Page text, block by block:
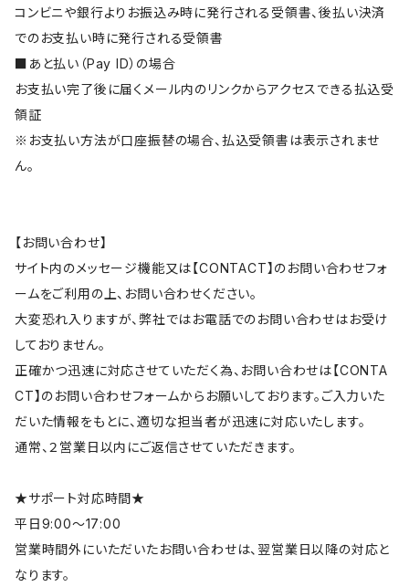
コンビニや銀行よりお振込み時に発行される受領書、後払い決済
でのお支払い時に発行される受領書
■あと払い（Pay ID）の場合
お支払い完了後に届くメール内のリンクからアクセスできる払込受
領証
※お支払い方法が口座振替の場合、払込受領書は表示されませ
ん。
【お問い合わせ】
サイト内のメッセージ機能又は【CONTACT】のお問い合わせフォ
ームをご利用の上、お問い合わせください。
大変恐れ入りますが、弊社ではお電話でのお問い合わせはお受け
しておりません。
正確かつ迅速に対応させていただく為、お問い合わせは【CONTA
CT】のお問い合わせフォームからお願いしております。ご入力いた
だいた情報をもとに、適切な担当者が迅速に対応いたします。
通常、２営業日以内にご返信させていただきます。
★サポート対応時間★
平日9:00～17:00
営業時間外にいただいたお問い合わせは、翌営業日以降の対応と
なります。